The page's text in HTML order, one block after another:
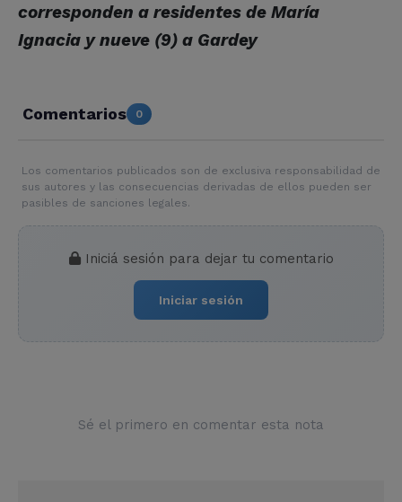
corresponden a residentes de María
Ignacia y nueve (9) a Gardey
Comentarios 0
Los comentarios publicados son de exclusiva responsabilidad de
sus autores y las consecuencias derivadas de ellos pueden ser
pasibles de sanciones legales.
Iniciá sesión para dejar tu comentario
Iniciar sesión
Sé el primero en comentar esta nota